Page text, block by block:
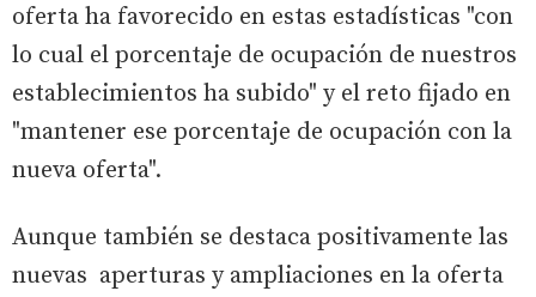
oferta ha favorecido en estas estadísticas "con
lo cual el porcentaje de ocupación de nuestros
establecimientos ha subido" y el reto fijado en
"mantener ese porcentaje de ocupación con la
nueva oferta".
Aunque también se destaca positivamente las
nuevas aperturas y ampliaciones en la oferta